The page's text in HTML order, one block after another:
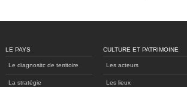
LE PAYS
Le diagnositc de territoire
La stratégie
CULTURE ET PATRIMOINE
Les acteurs
Les lieux